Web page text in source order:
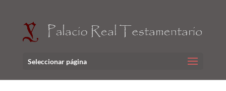
Seleccionar página